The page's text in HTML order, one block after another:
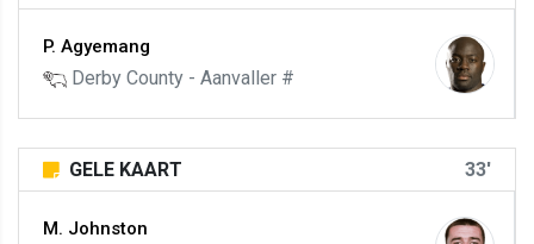
P. Agyemang
Derby County - Aanvaller #
GELE KAART 33'
M. Johnston